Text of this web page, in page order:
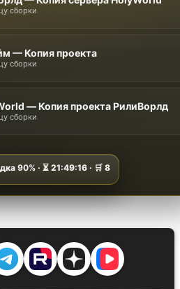
сборки
— Копия проекта
сборки
— Копия проекта РилиВорлд
сборки
90%· ⏳ 21:49:14· 🛒 8